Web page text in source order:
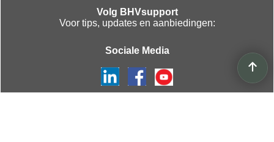
Volg BHVsupport
Voor tips, updates en aanbiedingen:
Sociale Media